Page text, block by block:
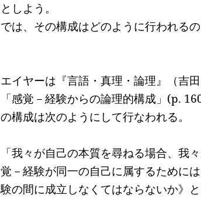
としよう。
では、その構成はどのように行われる
エイヤーは『言語・真理・論理』（吉
「感覚－経験からの論理的構成」 (p.
の構成は次のようにして行なわれる。
「我々が自己の本質を尋ねる場合、我
覚－経験が同一の自己に属するために
験の間に成立しなくてはならないか》